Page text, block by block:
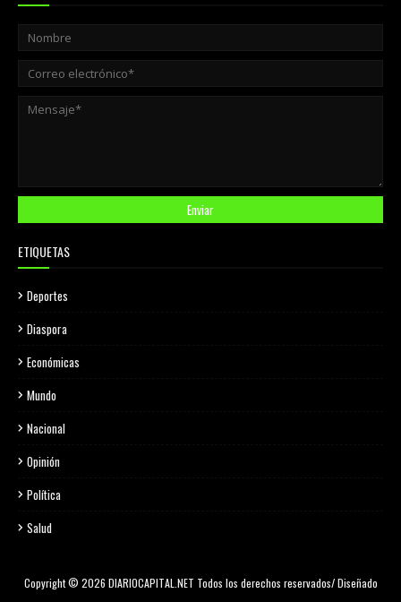
ETIQUETAS
Deportes
Diaspora
Económicas
Mundo
Nacional
Opinión
Política
Salud
Copyright © 2026 DIARIOCAPITAL.NET Todos los derechos reservados/ Diseñado